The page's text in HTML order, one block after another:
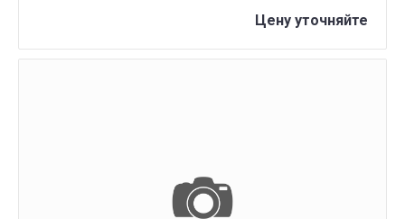
Цену уточняйте
ПОДРОБНЕЕ